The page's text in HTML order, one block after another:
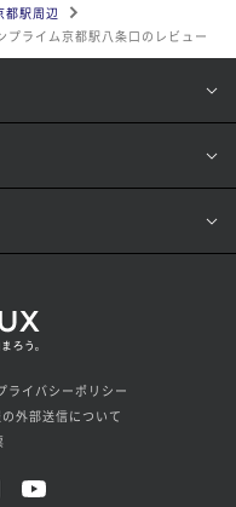
都駅周辺
プライム京都駅八条口のレビュー
ライバシーポリシー
外部送信について